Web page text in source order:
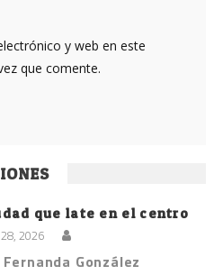
y web en este
que comente.
que late en el centro
2026
González